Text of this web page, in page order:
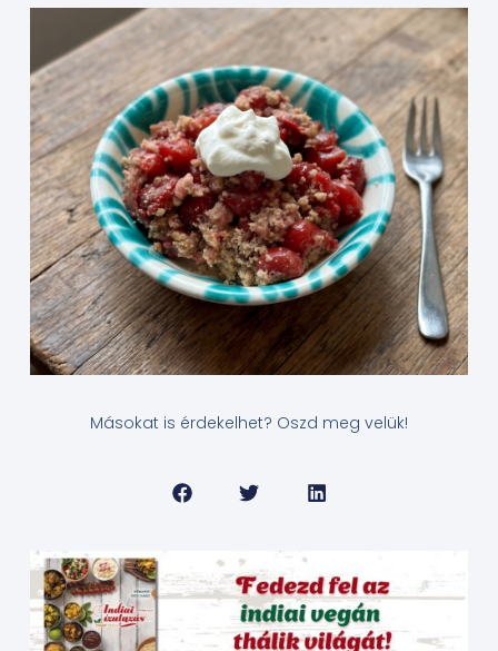
Másokat is érdekelhet? Oszd meg velük!